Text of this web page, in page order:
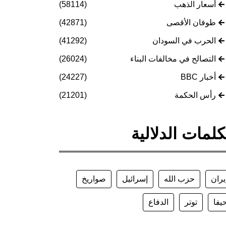
أسعار الذهب (58114)
طوفان الأقصى (42871)
الحرب في السودان (41292)
التصالح في مخالفات البناء (26024)
أخبار BBC (24227)
رأس الحكمة (21201)
الدلالية
إيران حزب الله إسرائيل صواريخ
توتر الدفاع